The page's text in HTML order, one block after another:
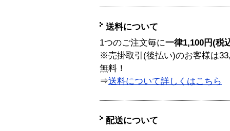
送料について
1つのご注文毎に一律1,100円(税
※売掛取引(後払い)のお客様は
無料！
⇒送料について詳しくはこちら
配送について